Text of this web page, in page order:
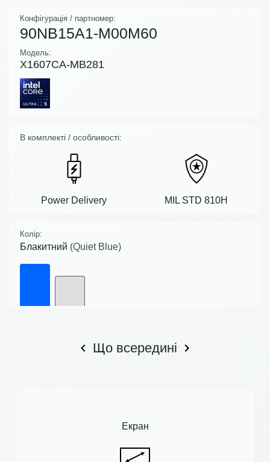
Конфігурація / партномер:
90NB15A1-M00M60
Модель:
X1607CA-MB281
В комплекті / особливості:
Power Delivery MIL STD 810H
Колір:
Блакитний (Quiet Blue)
Що всередині
Екран